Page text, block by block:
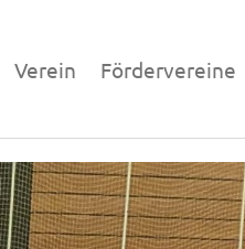
Verein Fördervereine